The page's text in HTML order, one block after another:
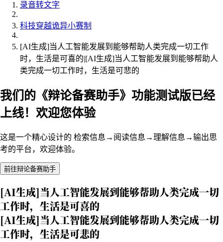
录音转文字
科技穿越诡异小赛制
[AI生成]当人工智能发展到能够帮助人类完成一切工作
时，生活是可喜的|[AI生成]当人工智能发展到能够帮助人
类完成一切工作时，生活是可悲的
我们的《辩论备赛助手》功能测试版已经
上线！欢迎您体验
这是一个精心设计的 检索信息→阅读信息→理解信息→输出思
考的平台，欢迎体验。
前往辩论备赛助手
[AI生成]当人工智能发展到能够帮助人类完成一切
工作时，生活是可喜的
[AI生成]当人工智能发展到能够帮助人类完成一切
工作时，生活是可悲的